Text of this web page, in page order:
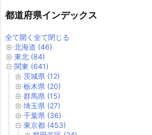
都道府県インデックス
全て開く 全て閉じる
北海道 (46)
東北 (84)
関東 (641)
茨城県 (12)
栃木県 (20)
群馬県 (15)
埼玉県 (27)
千葉県 (36)
東京都 (453)